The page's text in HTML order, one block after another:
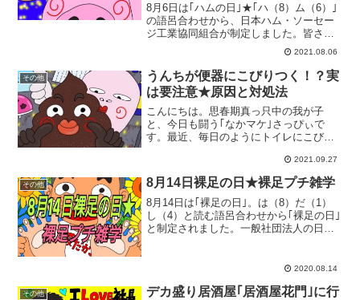
8月6日は｢ハムの日｣★｢ハ（8）ム（6）｣
の語呂合わせから、日本ハム・ソーセー
ジ工業協同組合が制定しました。皆さ
ん、ハムはお好きですか？保存も長く、
子供から大人まで誰もが好きなハム★我
が家では常備している食材の1つです。そ
んな｢ハムの日｣...
2021.08.06
その他
うんちが便器にこびりつく！？実
は要注意★原因と対処法
こんにちは。思春期真っ只中の我が子
と、今日も闘う｢なかマケ｣さっぴぃで
す。最近、毎日のようにトイレにこびり
うかもしれませんが、これ結構切実な悩
みなんですよー。毎回、うんちをしたら
自分で綺麗にしてから出て...
2021.09.27
その他 8月14日裸足の日★裸足プチ雑学
8月14日は｢裸足の日｣。は（8）だ（1）
し（4）と読む語呂合わせから｢裸足の日｣
と制定されました。一般社団法人の日本
を取り戻し、健康になってもらう活動を
2020.08.14
その他
デカ盛り居酒屋｢居酒屋花門｣に行